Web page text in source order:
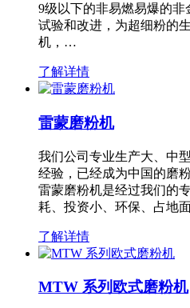
9级以下的非易燃易爆的
试验和改进，为超细粉的
机，…
了解详情
雷蒙磨粉机
我们公司专业生产大、中
经验，已经成为中国的磨
雷蒙磨粉机是经过我们的
耗、投资小、环保、占地
了解详情
MTW 系列欧式磨粉机